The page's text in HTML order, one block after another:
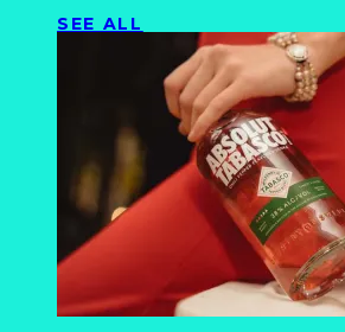
SEE ALL